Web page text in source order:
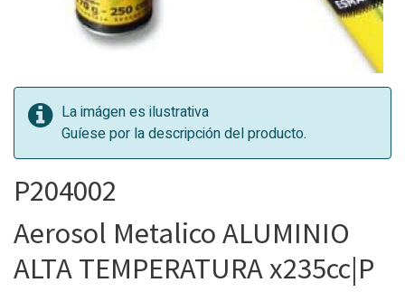
La imágen es ilustrativa
Guíese por la descripción del producto.
P204002
Aerosol Metalico ALUMINIO
ALTA TEMPERATURA x235cc|P